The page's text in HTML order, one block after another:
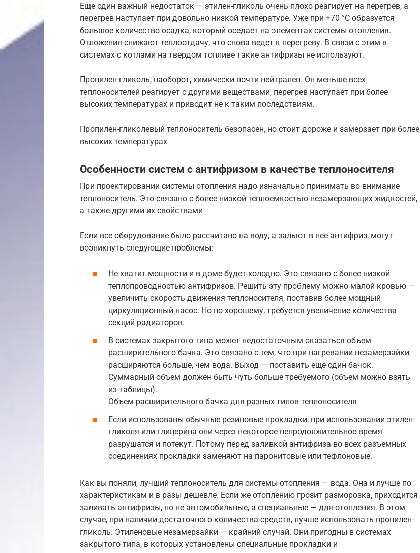
Еще один важный недостаток — этилен-гликоль очень плохо реагирует на перегрев, а
перегрев наступает при довольно низкой температуре. Уже при +70 °C образуется
большое количество осадка, который оседает на элементах системы отопления.
Отложения снижают теплоотдачу, что снова ведет к перегреву. В связи с этим в
системах с котлами на твердом топливе такие антифризы не используют.
Пропилен-гликоль, наоборот, химически почти нейтрален. Он меньше всех
теплоносителей реагирует с другими веществами, перегрев наступает при более
высоких температурах и приводит не к таким последствиям.
Пропилен-гликолевый теплоноситель безопасен, но стоит дороже и замерзает при более
высоких температурах
Особенности систем с антифризом в качестве теплоносителя
При проектировании системы отопления надо изначально принимать во внимание
теплоноситель. Это связано с более низкой теплоемкостью незамерзающих жидкостей,
а также другими их свойствами
Если все оборудование было рассчитано на воду, а зальют в нее антифриз, могут
возникнуть следующие проблемы:
Не хватит мощности и в доме будет холодно. Это связано с более низкой
теплопроводностью антифризов. Решить эту проблему можно малой кровью —
увеличить скорость движения теплоносителя, поставив более мощный
циркуляционный насос. Но по-хорошему, требуется увеличение количества
секций радиаторов.
В системах закрытого типа может недостаточным оказаться объем
расширительного бачка. Это связано с тем, что при нагревании незамерзайки
расширяются больше, чем вода. Выход — поставить еще один бачок.
Суммарный объем должен быть чуть больше требуемого (объем можно взять
из таблицы).
Объем расширительного бачка для разных типов теплоносителя
Если использованы обычные резиновые прокладки, при использовании этилен-
гликоля или глицерина они через некоторое непродолжительное время
разрушатся и потекут. Потому перед заливкой антифриза во всех разъемных
соединениях прокладки заменяют на паронитовые или тефлоновые.
Как вы поняли, лучший теплоноситель для системы отопления — вода. Она и лучше по
характеристикам и в разы дешевле. Если же отоплению грозит разморозка, приходится
заливать антифризы, но не автомобильные, а специальные — для отопления. В этом
случае, при наличии достаточного количества средств, лучше использовать пропилен-
гликоль. Этиленовые незамерзайки — крайний случай. Они пригодны в системах
закрытого типа, в которых установлены специальные прокладки и